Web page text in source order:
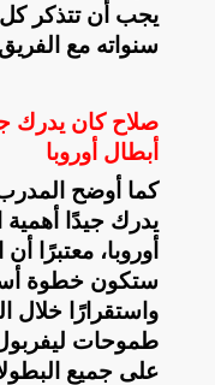
يجب أن تتذكر
سنواته مع
صلاح كان يدرك
أبطال أوروبا
كما أوضح
يدرك جيدًا
أوروبا، معتبرًا
ستكون خطوة
واستقرارًا
طموحات ليفربول
على جميع